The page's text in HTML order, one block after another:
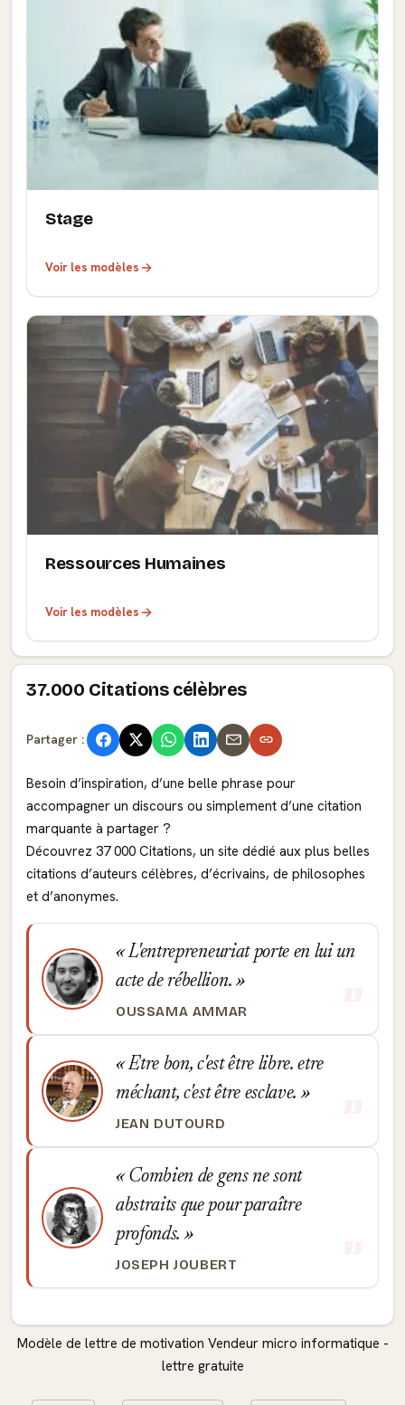
Stage
Voir les modèles
Ressources Humaines
Voir les modèles
37.000 Citations célèbres
Partager :
Besoin d’inspiration, d’une belle phrase pour
accompagner un discours ou simplement d’une citation
marquante à partager ?
Découvrez 37 000 Citations, un site dédié aux plus belles
citations d’auteurs célèbres, d’écrivains, de philosophes
et d’anonymes.
L'entrepreneuriat porte en lui un
acte de rébellion.
OUSSAMA AMMAR
Etre bon, c'est être libre. etre
méchant, c'est être esclave.
JEAN DUTOURD
Combien de gens ne sont
abstraits que pour paraître
profonds.
JOSEPH JOUBERT
Modèle de lettre de motivation Vendeur micro informatique -
lettre gratuite